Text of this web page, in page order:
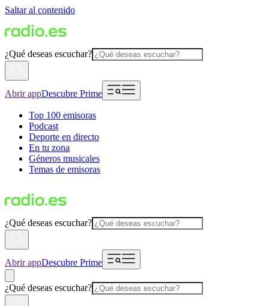
Saltar al contenido
¿Qué deseas escuchar?
Abrir appDescubre Prime
Top 100 emisoras
Podcast
Deporte en directo
En tu zona
Géneros musicales
Temas de emisoras
¿Qué deseas escuchar?
Abrir appDescubre Prime
¿Qué deseas escuchar?